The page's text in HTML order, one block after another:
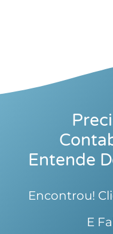
Entende
Encontrou!
E